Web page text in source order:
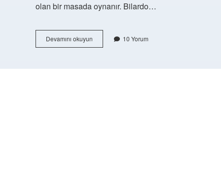
olan bir masada oynanır. Bilardo…
Devamını okuyunBilardoda
Kaç
10 Yorum